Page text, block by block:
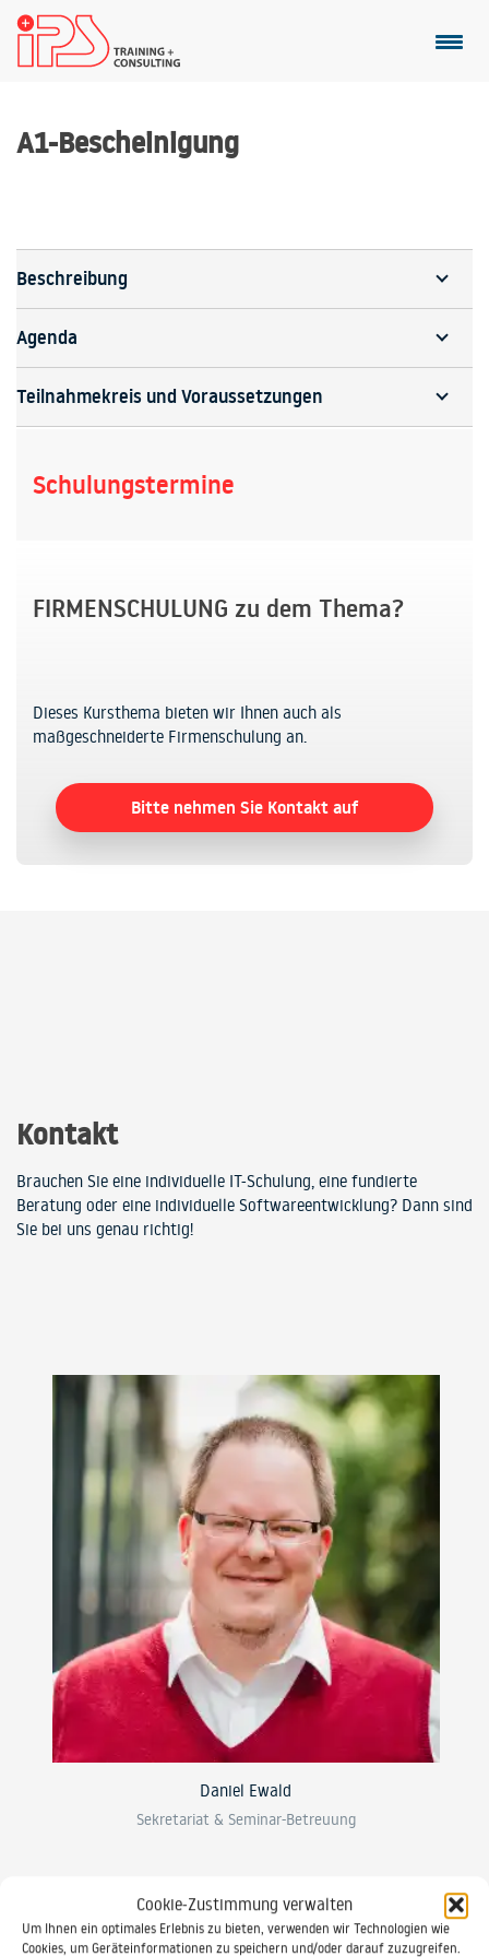
Cookie-Zustimmung verwalten
Um Ihnen ein optimales Erlebnis zu bieten, verwenden wir Technologien wie
Cookies, um Geräteinformationen zu speichern und/oder darauf zuzugreifen.
A1-Bescheinigung
Beschreibung
Agenda
Teilnahmekreis und Voraussetzungen
Schulungstermine
FIRMENSCHULUNG zu dem Thema?
Dieses Kursthema bieten wir Ihnen auch als
maßgeschneiderte Firmenschulung an.
Bitte nehmen Sie Kontakt auf
Kontakt
Brauchen Sie eine individuelle IT-Schulung, eine fundierte
Beratung oder eine individuelle Softwareentwicklung? Dann sind
Sie bei uns genau richtig!
Daniel Ewald
Sekretariat & Seminar-Betreuung
0521 / 20889 30